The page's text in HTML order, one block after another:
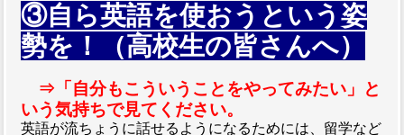
③自ら英語を使おうという姿
勢を！（高校生の皆さんへ）
⇒「自分もこういうことをやってみたい」と
いう気持ちで見てください。
英語が流ちょうに話せるようになるためには、留学など